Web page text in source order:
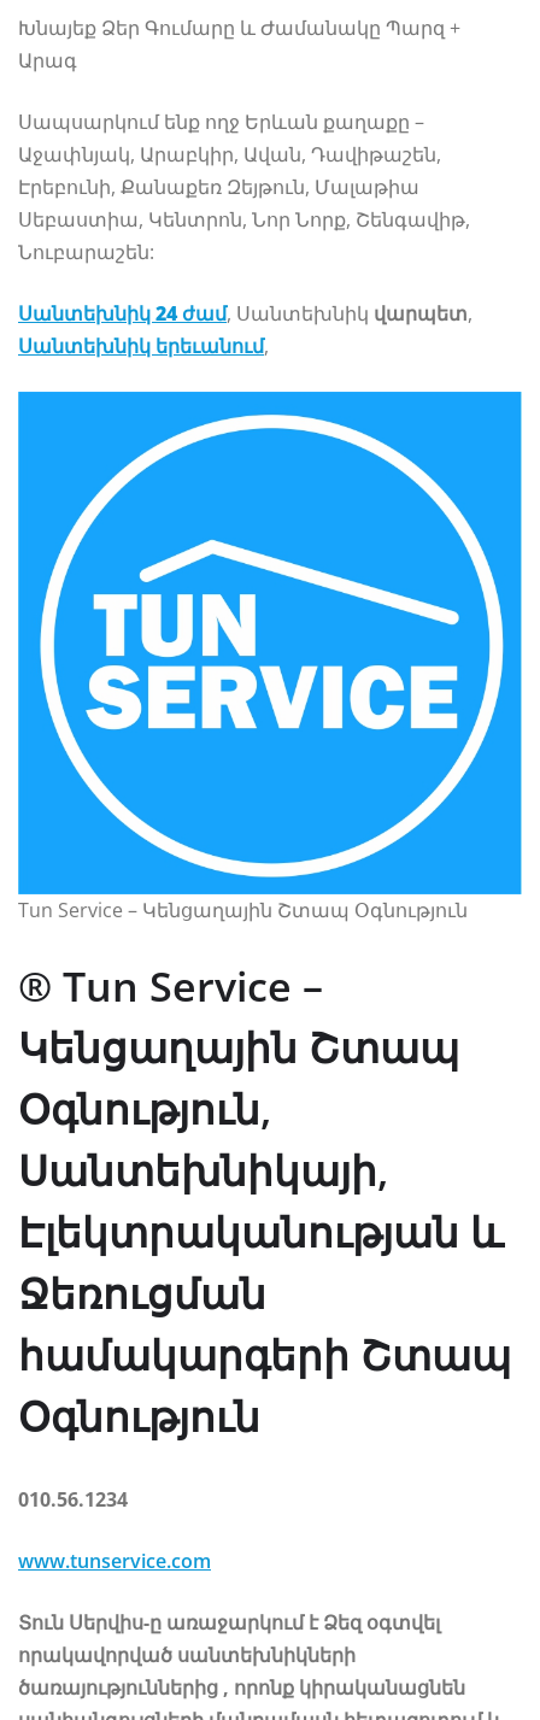
Խնայեք Ձեր Գումարը և Ժամանակը Պարզ +
Արագ
Սապսարկում ենք ողջ Երևան քաղաքը –
Աջափնյակ, Արաբկիր, Ավան, Դավիթաշեն,
Էրեբունի, Քանաքեռ Զեյթուն, Մալաթիա
Սեբաստիա, Կենտրոն, Նոր Նորք, Շենգավիթ,
Նուբարաշեն:
Սանտեխնիկ24 ժամ, Սանտեխնիկ վարպետ,
Սանտեխնիկ երեւանում,
Tun Service – Կենցաղային Շտապ Օգնություն
® Tun Service –
Կենցաղային Շտապ
Օգնություն,
Սանտեխնիկայի,
Էլեկտրականության և
Ջեռուցման
համակարգերի Շտապ
Օգնություն
010.56.1234
www.tunservice.com
Տուն Սերվիս-ը առաջարկում է Ձեզ օգտվել
որակավորված սանտեխնիկների
ծառայություններից , որոնք կիրականացնեն